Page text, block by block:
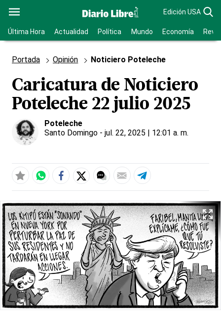
Edición USA
Última Hora Actualidad Política Mundo Economía
Portada Opinión Noticiero Poteleche
Caricatura de Noticiero
Poteleche 22 julio 2025
Poteleche
Santo Domingo - jul. 22, 2025 | 12:01 a. m.